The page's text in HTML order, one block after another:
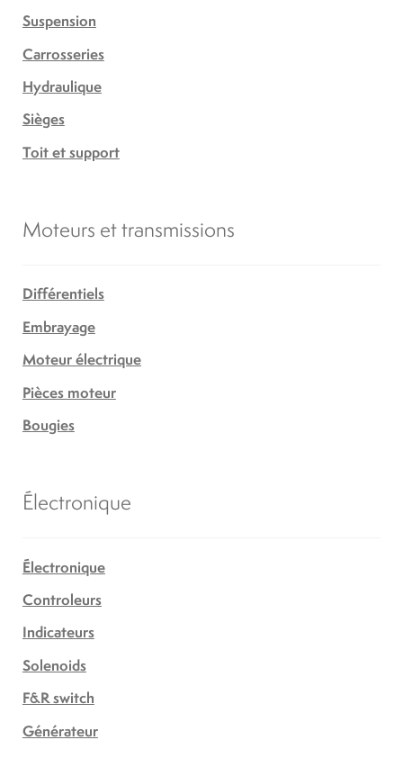
Suspension
Carrosseries
Hydraulique
Sièges
Toit et support
Moteurs et transmissions
Différentiels
Embrayage
Moteur électrique
Pièces moteur
Bougies
Électronique
Électronique
Controleurs
Indicateurs
Solenoids
F&R switch
Générateur